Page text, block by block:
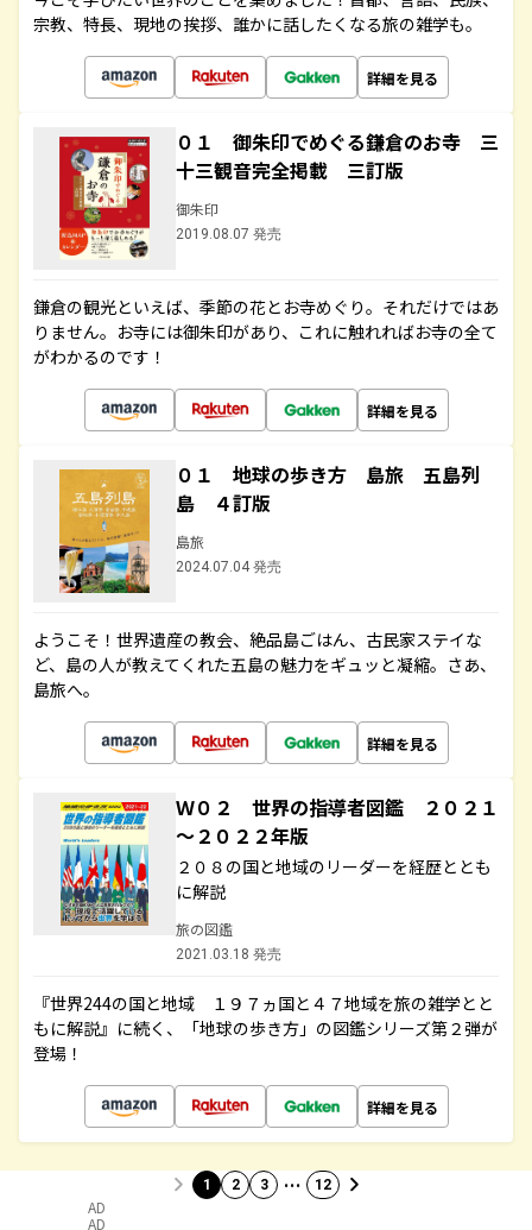
宗教、特長、現地の挨拶、誰かに話したくなる旅の雑学も。
詳細を見る
０１ 御朱印でめぐる鎌倉のお寺 三
十三観音完全掲載 三訂版
御朱印
2019.08.07 発売
鎌倉の観光といえば、季節の花とお寺めぐり。それだけではあ
りません。お寺には御朱印があり、これに触れればお寺の全て
がわかるのです！
詳細を見る
０１ 地球の歩き方 島旅 五島列
島 ４訂版
島旅
2024.07.04 発売
ようこそ！世界遺産の教会、絶品島ごはん、古民家ステイな
ど、島の人が教えてくれた五島の魅力をギュッと凝縮。さあ、
島旅へ。
詳細を見る
Ｗ０２ 世界の指導者図鑑 ２０２１
～２０２２年版
２０８の国と地域のリーダーを経歴ととも
に解説
旅の図鑑
2021.03.18 発売
『世界244の国と地域 １９７ヵ国と４７地域を旅の雑学とと
もに解説』に続く、「地球の歩き方」の図鑑シリーズ第２弾が
登場！
詳細を見る
1 2 3 … 12
AD
AD